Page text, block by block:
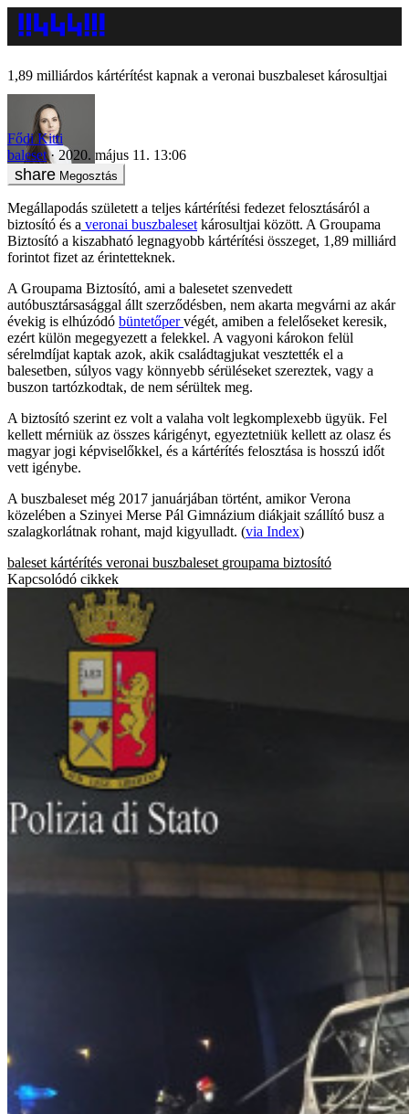
1,89 milliárdos kártérítést kapnak a veronai buszbaleset károsultjai
Fődi Kitti
baleset
2020. május 11. 13:06
Megosztás
Megállapodás született a teljes kártérítési fedezet felosztásáról a
biztosító és a veronai buszbaleset károsultjai között. A Groupama
Biztosító a kiszabható legnagyobb kártérítési összeget, 1,89 milliárd
forintot fizet az érintetteknek.
A Groupama Biztosító, ami a balesetet szenvedett
autóbusztársasággal állt szerződésben, nem akarta megvárni az akár
évekig is elhúzódó büntetőpervégét, amiben a felelőseket keresik,
ezért külön megegyezett a felekkel. A vagyoni károkon felül
sérelmdíjat kaptak azok, akik családtagjukat vesztették el a
balesetben, súlyos vagy könnyebb sérüléseket szereztek, vagy a
buszon tartózkodtak, de nem sérültek meg.
A biztosító szerint ez volt a valaha volt legkomplexebb ügyük. Fel
kellett mérniük az összes kárigényt, egyeztetniük kellett az olasz és
magyar jogi képviselőkkel, és a kártérítés felosztása is hosszú időt
vett igénybe.
A buszbaleset még 2017 januárjában történt, amikor Verona
közelében a Szinyei Merse Pál Gimnázium diákjait szállító busz a
szalagkorlátnak rohant, majd kigyulladt. (via Index)
baleset kártérítés veronai buszbaleset groupama biztosító
Kapcsolódó cikkek